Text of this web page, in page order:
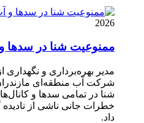
2026
ممنوعیت شنا در سدها
مدیر بهره‌برداری و نگهداری
شرکت آب منطقه‌ای
شنا در تمامی سدها و
خطرات جانی ناشی از
داد.